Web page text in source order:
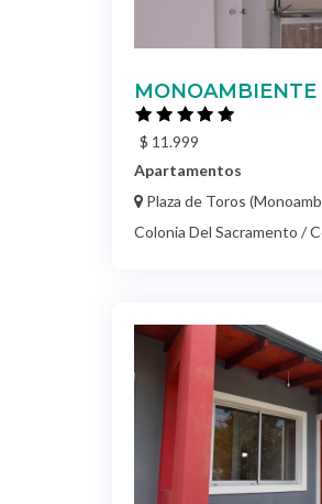
$ 11.999
Apartamentos
Plaza de Toros
Colonia Del Sacramento /